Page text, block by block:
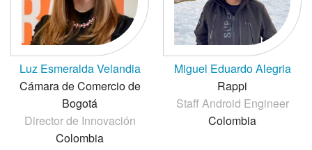
Luz Esmeralda Velandia
Cámara de Comercio de
Bogotá
Director de Innovación
Colombia
Miguel Eduardo Alegria
Rappi
Staff Android Engineer
Colombia